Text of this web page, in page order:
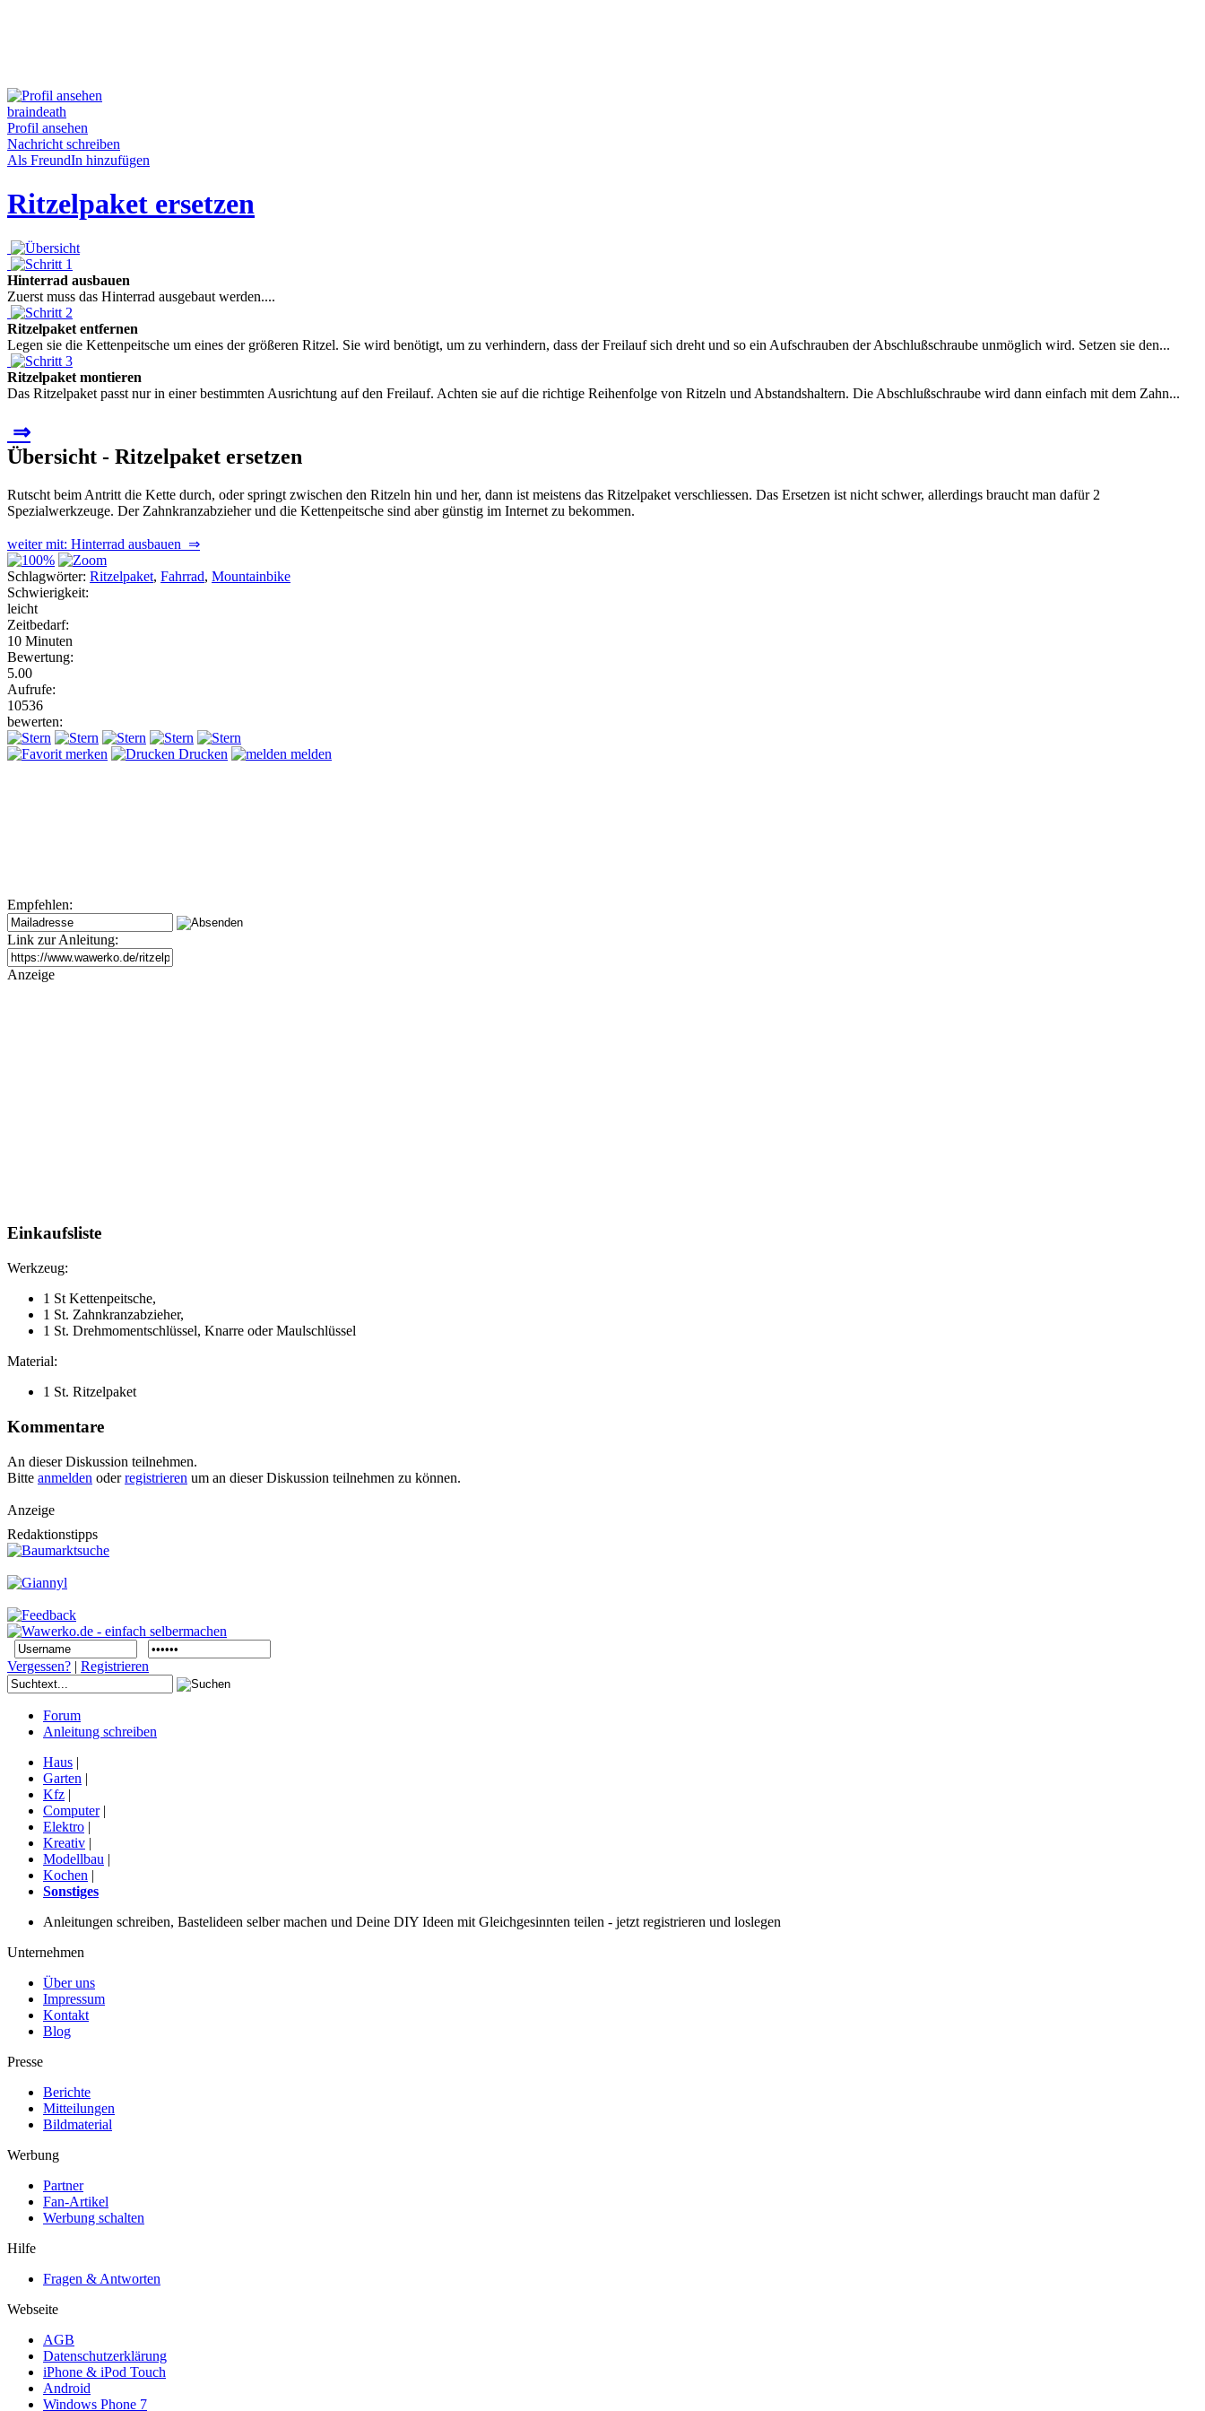
braindeath
Profil ansehen
Nachricht schreiben
Als FreundIn hinzufügen
Ritzelpaket ersetzen
Hinterrad ausbauen
Zuerst muss das Hinterrad ausgebaut werden....
Ritzelpaket entfernen
Legen sie die Kettenpeitsche um eines der größeren Ritzel. Sie wird benötigt, um zu verhindern, dass der Freilauf sich dreht und so ein Aufschrauben der Abschlußschraube unmöglich wird. Setzen sie den...
Ritzelpaket montieren
Das Ritzelpaket passt nur in einer bestimmten Ausrichtung auf den Freilauf. Achten sie auf die richtige Reihenfolge von Ritzeln und Abstandshaltern. Die Abschlußschraube wird dann einfach mit dem Zahn...
⇒
Übersicht - Ritzelpaket ersetzen
Rutscht beim Antritt die Kette durch, oder springt zwischen den Ritzeln hin und her, dann ist meistens das Ritzelpaket verschliessen. Das Ersetzen ist nicht schwer, allerdings braucht man dafür 2
Spezialwerkzeuge. Der Zahnkranzabzieher und die Kettenpeitsche sind aber günstig im Internet zu bekommen.
weiter mit: Hinterrad ausbauen ⇒
Schlagwörter: Ritzelpaket, Fahrrad, Mountainbike
Schwierigkeit:
leicht
Zeitbedarf:
10 Minuten
Bewertung:
5.00
Aufrufe:
10536
bewerten:
merken Drucken melden
Empfehlen:
Link zur Anleitung:
Anzeige
Einkaufsliste
Werkzeug:
1 St Kettenpeitsche,
1 St. Zahnkranzabzieher,
1 St. Drehmomentschlüssel, Knarre oder Maulschlüssel
Material:
1 St. Ritzelpaket
Kommentare
An dieser Diskussion teilnehmen.
Bitte anmelden oderregistrieren um an dieser Diskussion teilnehmen zu können.
Anzeige
Redaktionstipps
Vergessen? | Registrieren
Forum
Anleitung schreiben
Haus |
Garten |
Kfz |
Computer|
Elektro |
Kreativ |
Modellbau |
Kochen |
Sonstiges
Anleitungen schreiben, Bastelideen selber machen und Deine DIY Ideen mit Gleichgesinnten teilen - jetzt registrieren und loslegen
Unternehmen
Über uns
Impressum
Kontakt
Blog
Presse
Berichte
Mitteilungen
Bildmaterial
Werbung
Partner
Fan-Artikel
Werbung schalten
Hilfe
Fragen & Antworten
Webseite
AGB
Datenschutzerklärung
iPhone & iPod Touch
Android
Windows Phone 7